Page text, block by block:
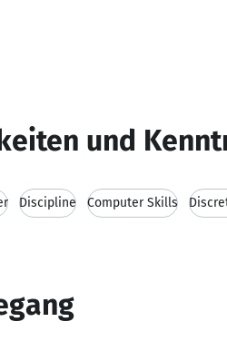
und
Discipline Computer Skills